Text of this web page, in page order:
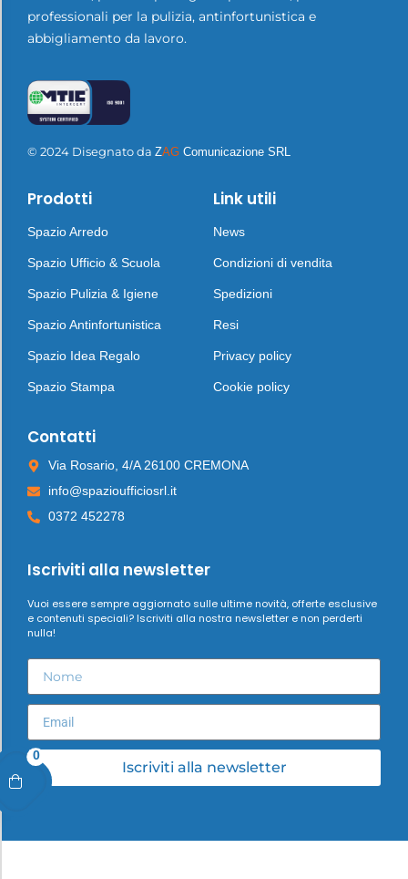
0
professionali per la pulizia, antinfortunistica e
abbigliamento da lavoro.
© 2024 Disegnato da ZAG Comunicazione SRL
Prodotti
Spazio Arredo
Spazio Ufficio & Scuola
Spazio Pulizia & Igiene
Spazio Antinfortunistica
Spazio Idea Regalo
Spazio Stampa
Link utili
News
Condizioni di vendita
Spedizioni
Resi
Privacy policy
Cookie policy
Contatti
Via Rosario, 4/A 26100 CREMONA
info@spazioufficiosrl.it
0372 452278
Iscriviti alla newsletter
Vuoi essere sempre aggiornato sulle ultime novità, offerte esclusive
e contenuti speciali? Iscriviti alla nostra newsletter e non perderti
nulla!
Iscriviti alla newsletter